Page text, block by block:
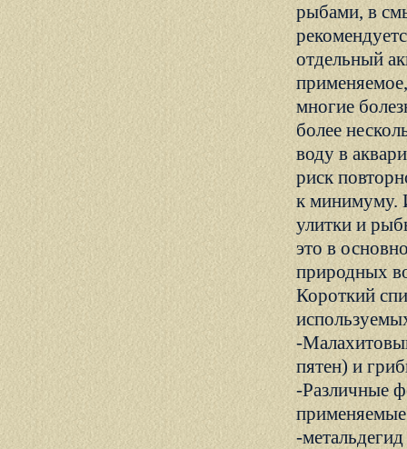
рыбами, в
отдельный
многие
более
воду в
риск
к минимуму.
улитки и
это в
природных
Короткий
-
пятен) и
-Различные
применяемые
-